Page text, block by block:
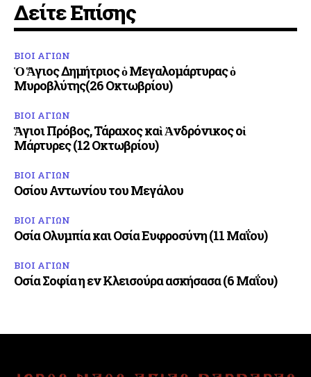
Δείτε Επίσης
ΒΙΟΙ ΑΓΙΩΝ
Ὁ Ἅγιος Δημήτριος ὁ Μεγαλομάρτυρας ὁ
Μυροβλύτης(26 Οκτωβρίου)
ΒΙΟΙ ΑΓΙΩΝ
Ἅγιοι Πρόβος, Τάραχος καὶ Ἀνδρόνικος οἱ
Μάρτυρες (12 Οκτωβρίου)
ΒΙΟΙ ΑΓΙΩΝ
Οσίου Αντωνίου του Μεγάλου
ΒΙΟΙ ΑΓΙΩΝ
Οσία Ολυμπία και Οσία Ευφροσύνη (11 Μαΐου)
ΒΙΟΙ ΑΓΙΩΝ
Οσία Σοφία η εν Κλεισούρα ασκήσασα (6 Μαΐου)